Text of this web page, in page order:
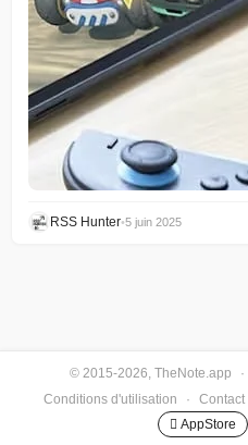
RSS Hunter•5 juin 2025
© 2015-2026, TheNote.app ·
Conditions d'utilisation
· Contact
 AppStore